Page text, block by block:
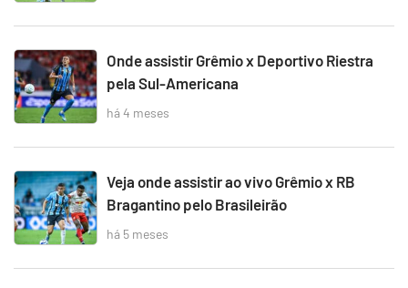
Onde assistir Grêmio x Deportivo Riestra
pela Sul-Americana
há 4 meses
Veja onde assistir ao vivo Grêmio x RB
Bragantino pelo Brasileirão
há 5 meses